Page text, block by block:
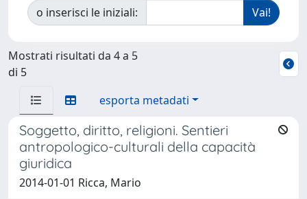
o inserisci le iniziali:
Mostrati risultati da 4 a 5
di 5
esporta metadati
Soggetto, diritto, religioni. Sentieri
antropologico-culturali della capacità
giuridica
2014-01-01 Ricca, Mario